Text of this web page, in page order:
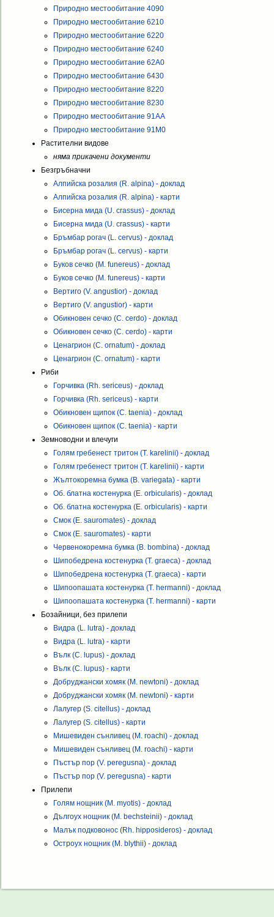
Природно местообитание 4090
Природно местообитание 6210
Природно местообитание 6220
Природно местообитание 6240
Природно местообитание 62A0
Природно местообитание 6430
Природно местообитание 8220
Природно местообитание 8230
Природно местообитание 91AA
Природно местообитание 91M0
Растителни видове
няма прикачени документи
Безгръбначни
Алпийска розалия (R. alpina) - доклад
Алпийска розалия (R. alpina) - карти
Бисерна мида (U. crassus) - доклад
Бисерна мида (U. crassus) - карти
Бръмбар рогач (L. cervus) - доклад
Бръмбар рогач (L. cervus) - карти
Буков сечко (M. funereus) - доклад
Буков сечко (M. funereus) - карти
Вертиго (V. angustior) - доклад
Вертиго (V. angustior) - карти
Обикновен сечко (C. cerdo) - доклад
Обикновен сечко (C. cerdo) - карти
Ценагрион (C. ornatum) - доклад
Ценагрион (C. ornatum) - карти
Риби
Горчивка (Rh. sericeus) - доклад
Горчивка (Rh. sericeus) - карти
Обикновен щипок (C. taenia) - доклад
Обикновен щипок (C. taenia) - карти
Земноводни и влечуги
Голям гребенест тритон (T. karelinii) - доклад
Голям гребенест тритон (T. karelinii) - карти
Жълтокоремна бумка (B. variegata) - карти
Об. блатна костенурка (E. orbicularis) - доклад
Об. блатна костенурка (E. orbicularis) - карти
Смок (E. sauromates) - доклад
Смок (E. sauromates) - карти
Червенокоремна бумка (B. bombina) - доклад
Шипобедрена костенурка (T. graeca) - доклад
Шипобедрена костенурка (T. graeca) - карти
Шипоопашата костенурка (T. hermanni) - доклад
Шипоопашата костенурка (T. hermanni) - карти
Бозайници, без прилепи
Видра (L. lutra) - доклад
Видра (L. lutra) - карти
Вълк (C. lupus) - доклад
Вълк (C. lupus) - карти
Добруджански хомяк (M. newtoni) - доклад
Добруджански хомяк (M. newtoni) - карти
Лалугер (S. citellus) - доклад
Лалугер (S. citellus) - карти
Мишевиден сънливец (M. roachi) - доклад
Мишевиден сънливец (M. roachi) - карти
Пъстър пор (V. peregusna) - доклад
Пъстър пор (V. peregusna) - карти
Прилепи
Голям нощник (M. myotis) - доклад
Дългоух нощник (M. bechsteinii) - доклад
Малък подковонос (Rh. hipposideros) - доклад
Остроух нощник (M. blythii) - доклад